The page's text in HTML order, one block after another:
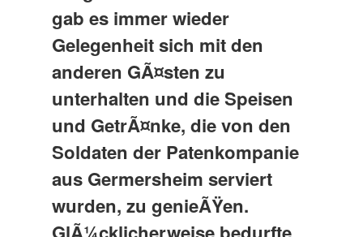
gab es immer wieder
Gelegenheit sich mit den
anderen GÃ¤sten zu
unterhalten und die Speisen
und GetrÃ¤nke, die von den
Soldaten der Patenkompanie
aus Germersheim serviert
wurden, zu genieÃŸen.